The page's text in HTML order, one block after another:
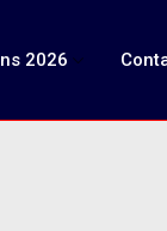
2026